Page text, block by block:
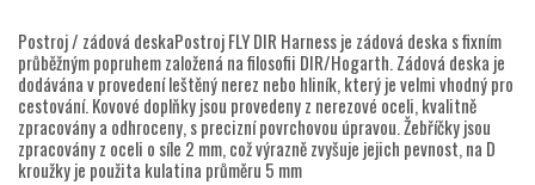
Postroj / zádová deskaPostroj FLY DIR Harness je zádová deska s fixním
průběžným popruhem založená na filosofii DIR/Hogarth. Zádová deska je
dodávána v provedení leštěný nerez nebo hliník, který je velmi vhodný pro
cestování. Kovové doplňky jsou provedeny z nerezové oceli, kvalitně
zpracovány a odhroceny, s precizní povrchovou úpravou. Žebříčky jsou
zpracovány z oceli o síle 2 mm, což výrazně zvyšuje jejich pevnost, na D
kroužky je použita kulatina průměru 5 mm